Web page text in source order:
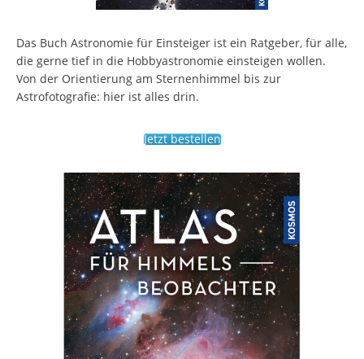
Das Buch Astronomie für Einsteiger ist ein Ratgeber, für alle,
die gerne tief in die Hobbyastronomie einsteigen wollen.
Von der Orientierung am Sternenhimmel bis zur
Astrofotografie: hier ist alles drin.
Jetzt bestellen